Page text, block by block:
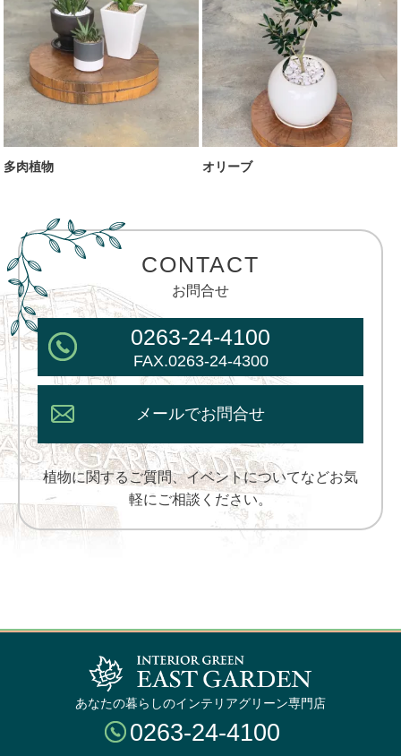
多肉植物 オリーブ
CONTACT
お問合せ
0263-24-4100
FAX.0263-24-4300
メールでお問合せ
植物に関するご質問、イベントについてなどお気
軽にご相談ください。
あなたの暮らしのインテリアグリーン専門店
0263-24-4100